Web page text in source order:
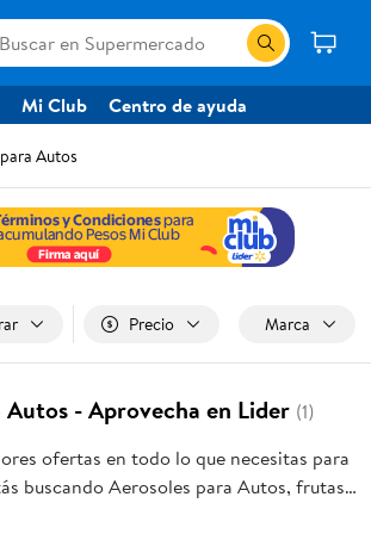
Mi Club Centro de ayuda
Autos
Precio Marca
Autos - Aprovecha en Lider (1)
ofertas en todo lo que necesitas para
buscando Aerosoles para Autos, frutas
o productos para el hogar, aquí lo